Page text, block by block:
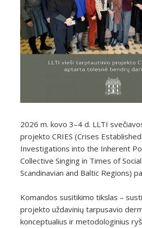
2026 m. kovo 3–4 d. LLTI
projekto CRIES (Crises Established
Investigations into the Inherent
Collective Singing in Times of
Scandinavian and Baltic Regions)
Komandos susitikimo tikslas –
projekto uždavinių tarpusavio
konceptualius ir metodologinius